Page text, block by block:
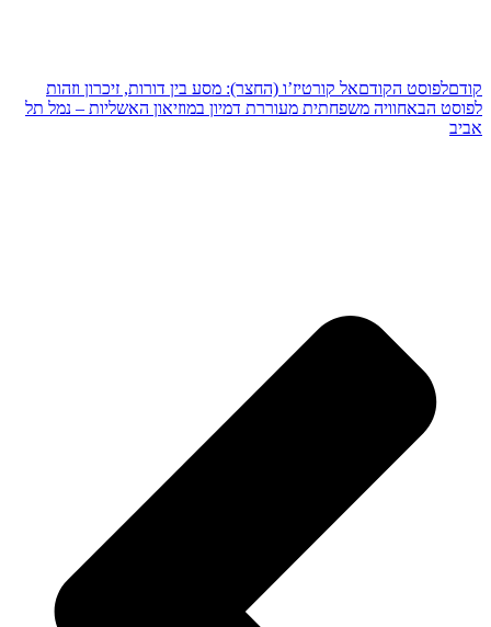
קודםלפוסט הקודםאל קורטיז’ו (החצר): מסע בין דורות, זיכרון וזהות
לפוסט הבאחוויה משפחתית מעוררת דמיון במוזיאון האשליות – נמל תל
אביב